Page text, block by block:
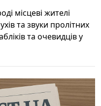
місцеві жителі
та звуки пролітних
та очевидців у